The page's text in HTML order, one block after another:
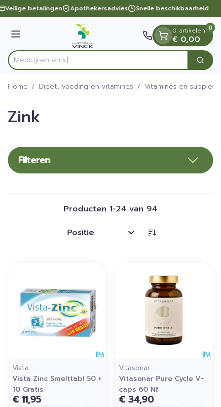
Ga naar de inhoud
1 van 1
Veilige betalingen Apothekersadvies Snelle beschikbaarheid
Menu
Product, merk, categorie... Zoek
0 artikelen
€ 0,00
0
Home / Dieet, voeding en vitamines / Vitamines en
Zink
Filteren
Producten 1-24 van 94
Sorteer op:
Vista
Vista Zinc Smelttabl 50 +
10 Gratis
€ 11,95
Vitasonar
Vitasonar Pure Cycle V-
caps 60 Nf
€ 34,90